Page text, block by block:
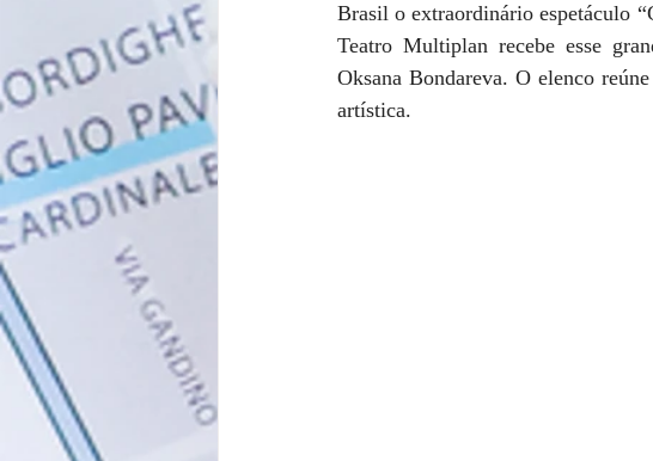
Brasil o extraordinário espetáculo
Teatro Multiplan recebe esse
Oksana Bondareva. O elenco
artística.